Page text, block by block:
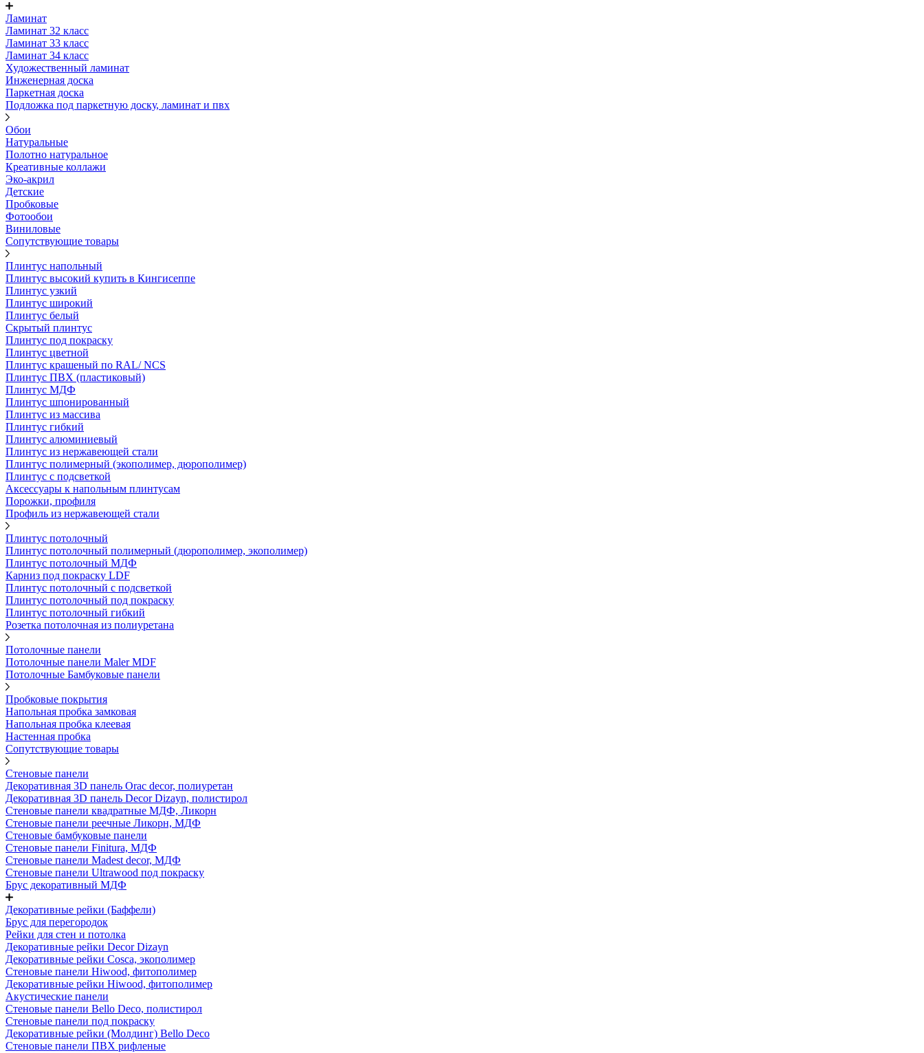
Ламинат
Ламинат 32 класс
Ламинат 33 класс
Ламинат 34 класс
Художественный ламинат
Инженерная доска
Паркетная доска
Подложка под паркетную доску, ламинат и пвх
Обои
Натуральные
Полотно натуральное
Креативные коллажи
Эко-акрил
Детские
Пробковые
Фотообои
Виниловые
Сопутствующие товары
Плинтус напольный
Плинтус высокий купить в Кингисеппе
Плинтус узкий
Плинтус широкий
Плинтус белый
Скрытый плинтус
Плинтус под покраску
Плинтус цветной
Плинтус крашеный по RAL/ NCS
Плинтус ПВХ (пластиковый)
Плинтус МДФ
Плинтус шпонированный
Плинтус из массива
Плинтус гибкий
Плинтус алюминиевый
Плинтус из нержавеющей стали
Плинтус полимерный (экополимер, дюрополимер)
Плинтус с подсветкой
Аксессуары к напольным плинтусам
Порожки, профиля
Профиль из нержавеющей стали
Плинтус потолочный
Плинтус потолочный полимерный (дюрополимер, экополимер)
Плинтус потолочный МДФ
Карниз под покраску LDF
Плинтус потолочный с подсветкой
Плинтус потолочный под покраску
Плинтус потолочный гибкий
Розетка потолочная из полиуретана
Потолочные панели
Потолочные панели Maler MDF
Потолочные Бамбуковые панели
Пробковые покрытия
Напольная пробка замковая
Напольная пробка клеевая
Настенная пробка
Сопутствующие товары
Стеновые панели
Декоративная 3D панель Orac decor, полиуретан
Декоративная 3D панель Decor Dizayn, полистирол
Стеновые панели квадратные МДФ, Ликорн
Стеновые панели реечные Ликорн, МДФ
Стеновые бамбуковые панели
Стеновые панели Finitura, МДФ
Стеновые панели Madest decor, МДФ
Стеновые панели Ultrawood под покраску
Брус декоративный МДФ
Декоративные рейки (Баффели)
Брус для перегородок
Рейки для стен и потолка
Декоративные рейки Decor Dizayn
Декоративные рейки Cosca, экополимер
Стеновые панели Hiwood, фитополимер
Декоративные рейки Hiwood, фитополимер
Акустические панели
Стеновые панели Bello Deco, полистирол
Стеновые панели под покраску
Декоративные рейки (Молдинг) Bello Deco
Стеновые панели ПВХ рифленые